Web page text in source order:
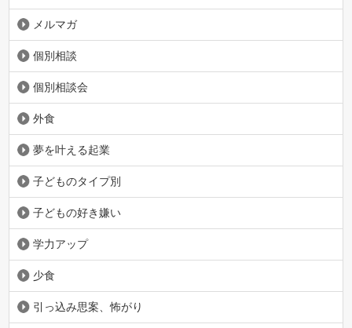
メルマガ
個別相談
個別相談会
外食
夢を叶える起業
子どものタイプ別
子どもの好き嫌い
学力アップ
少食
引っ込み思案、怖がり